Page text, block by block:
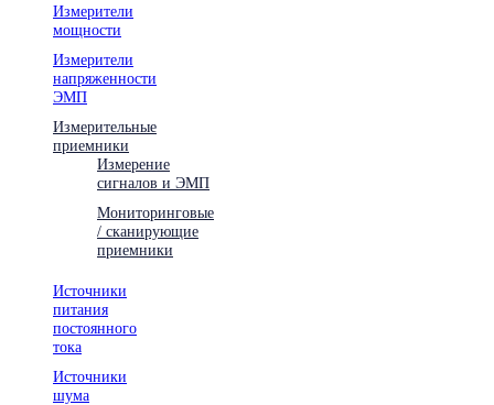
Измерители
мощности
Измерители
напряженности
ЭМП
Измерительные
приемники
Измерение
сигналов и ЭМП
Мониторинговые
/ сканирующие
приемники
Источники
питания
постоянного
тока
Источники
шума